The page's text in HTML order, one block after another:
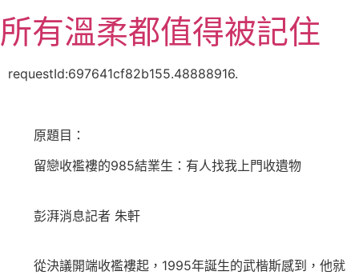
至
主所有溫柔都值得被記住
requestId:697641cf82b155.48888916.
原題目：
留戀收襤褸的985結業生：有人找我上門收遺物
彭湃消息記者 朱軒
從決議開端收襤褸起，1995年誕生的武楷斯感到，他就